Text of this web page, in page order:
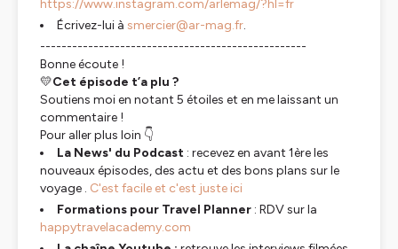
https://www.instagram.com/arlemag/?hl=fr
Écrivez-lui à smercier@ar-mag.fr.
--------------------------------------------------
Bonne écoute !
💛Cet épisode t’a plu ?
Soutiens moi en notant 5 étoiles et en me laissant un
commentaire !
Pour aller plus loin 👇
La News' du Podcast : recevez en avant 1ère les
nouveaux épisodes, des actu et des bons plans sur le
voyage . C'est facile et c'est juste ici
Formations pour Travel Planner : RDV sur la
happytravelacademy.com